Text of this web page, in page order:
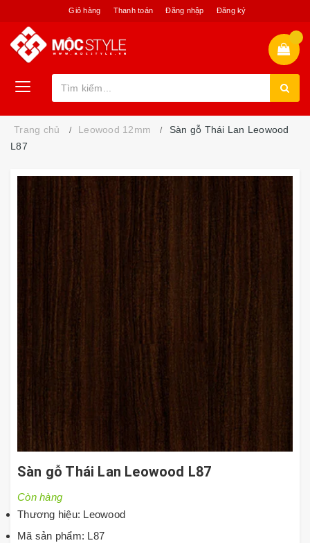
Giỏ hàng Thanh toán Đăng nhập Đăng ký
Trang chủ Leowood 12mm
Sàn gỗ Thái Lan Leowood
L87
Sàn gỗ Thái Lan Leowood L87
Còn hàng
Thương hiệu: Leowood
Mã sản phẩm: L87